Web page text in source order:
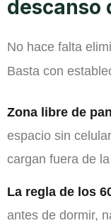
descanso
No hace falta
Basta con
Zona libre de
espacio sin
cargan fuera de
La regla de los
antes de dormir,